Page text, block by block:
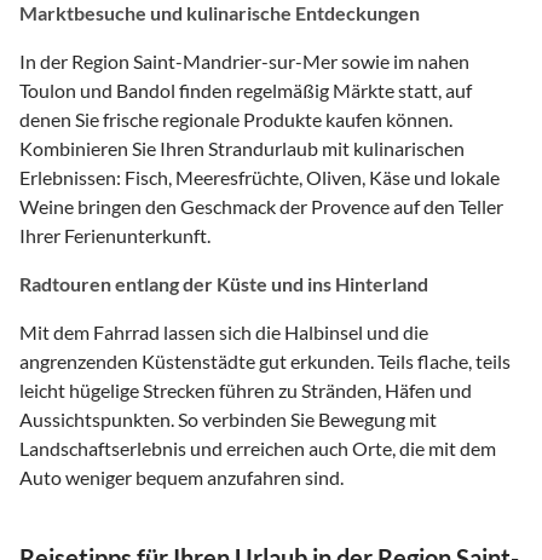
Marktbesuche und kulinarische Entdeckungen
In der Region Saint-Mandrier-sur-Mer sowie im nahen
Toulon und Bandol finden regelmäßig Märkte statt, auf
denen Sie frische regionale Produkte kaufen können.
Kombinieren Sie Ihren Strandurlaub mit kulinarischen
Erlebnissen: Fisch, Meeresfrüchte, Oliven, Käse und lokale
Weine bringen den Geschmack der Provence auf den Teller
Ihrer Ferienunterkunft.
Radtouren entlang der Küste und ins Hinterland
Mit dem Fahrrad lassen sich die Halbinsel und die
angrenzenden Küstenstädte gut erkunden. Teils flache, teils
leicht hügelige Strecken führen zu Stränden, Häfen und
Aussichtspunkten. So verbinden Sie Bewegung mit
Landschaftserlebnis und erreichen auch Orte, die mit dem
Auto weniger bequem anzufahren sind.